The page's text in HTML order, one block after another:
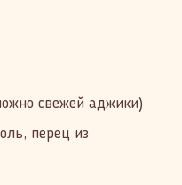
свежей аджики)
перец из